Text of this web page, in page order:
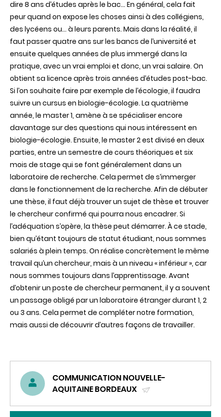
dire 8 ans d’études après le bac… En général, cela fait
peur quand on expose les choses ainsi à des collégiens,
des lycéens ou… à leurs parents. Mais dans la réalité, il
faut passer quatre ans sur les bancs de l’université et
ensuite quelques années de plus immergé dans la
pratique, avec un vrai emploi et donc, un vrai salaire. On
obtient sa licence après trois années d’études post-bac.
Si l’on souhaite faire par exemple de l’écologie, il faudra
suivre un cursus en biologie-écologie. La quatrième
année, le master 1, amène à se spécialiser encore
davantage sur des questions qui nous intéressent en
biologie-écologie. Ensuite, le master 2 est divisé en deux
parties, entre un semestre de cours théoriques et six
mois de stage qui se font généralement dans un
laboratoire de recherche. Cela permet de s’immerger
dans le fonctionnement de la recherche. Afin de débuter
une thèse, il faut déjà trouver un sujet de thèse et trouver
le chercheur confirmé qui pourra nous encadrer. Si
l’adéquation s’opère, la thèse peut démarrer. À ce stade,
bien qu’étant toujours de statut étudiant, nous sommes
salariés à plein temps. On réalise concrètement le même
travail qu’un chercheur, mais à un niveau « inférieur », car
nous sommes toujours dans l’apprentissage. Avant
d’obtenir un poste de chercheur permanent, il y a souvent
un passage obligé par un laboratoire étranger durant 1, 2
ou 3 ans. Cela permet de compléter notre formation,
mais aussi de découvrir d’autres façons de travailler.
COMMUNICATION NOUVELLE-
AQUITAINE BORDEAUX
UN